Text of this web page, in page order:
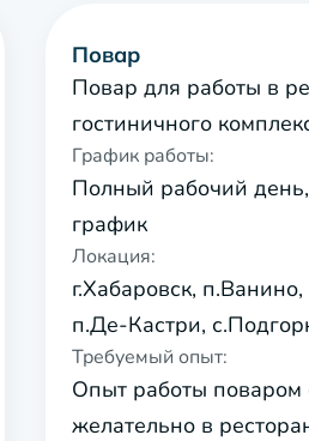
Повар
Повар для работы в
гостиничного
График работы:
Полный рабочий
график
Локация:
г.Хабаровск,
п.Де-Кастри,
Требуемый опыт:
Опыт работы поваром
желательно в